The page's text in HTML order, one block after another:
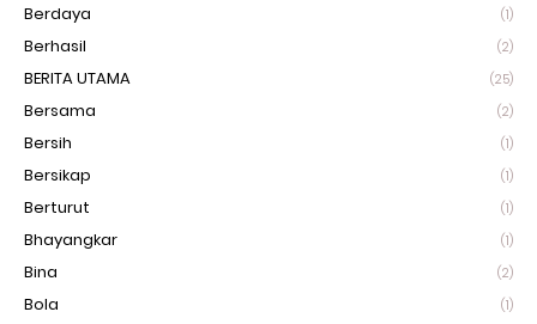
Berdaya (1)
Berhasil (2)
BERITA UTAMA (25)
Bersama (2)
Bersih (1)
Bersikap (1)
Berturut (1)
Bhayangkar (1)
Bina (2)
Bola (1)